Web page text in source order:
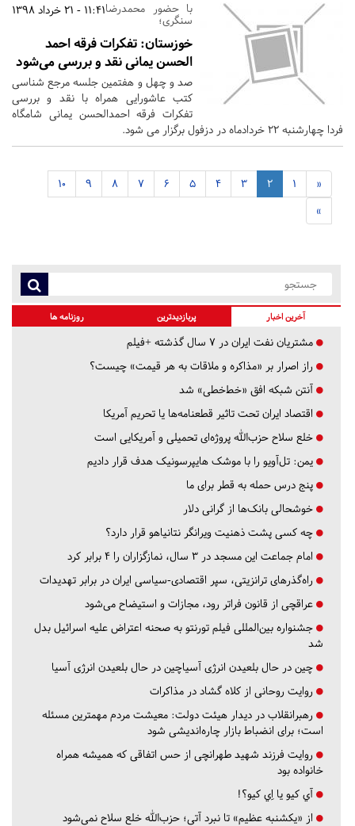
11:41 - 21 خرداد 1398با حضور محمدرضا
سنگری؛
خوزستان: تفکرات فرقه احمد
الحسن یمانی نقد و بررسی می‌شود
صد و چهل و هفتمین جلسه مرجع شناسی
کتب عاشورایی همراه با نقد و بررسی
تفکرات فرقه احمدالحسن یمانی شامگاه
فردا چهارشنبه 22 خردادماه در دزفول برگزار می شود.
«
1
2
3
4
5
6
7
8
9
10
»
آخرین اخبار پربازدیدترین روزنامه ها
مشتریان نفت ایران در ۷ سال گذشته +فیلم
راز اصرار بر «مذاکره و ملاقات به هر قیمت» چیست؟
آنتن شبکه افق «خط‌خطی» شد
اقتصاد ایران تحت تاثیر قطعنامه‌ها یا تحریم‌ آمریکا
خلع سلاح حزب‌الله پروژه‌ای تحمیلی و آمریکایی است
یمن: تل‌آویو را با موشک هایپرسونیک هدف قرار دادیم
پنج درس‌ حمله به قطر برای ما
خوشحالی بانک‌ها از گرانی دلار
چه کسی پشت ذهنیت ویرانگر نتانیاهو قرار دارد؟
امام جماعت این مسجد در ۳ سال، نمازگزاران را ۴ برابر کرد
راه‌گذرهای ترانزیتی، سپر اقتصادی-سیاسی ایران در برابر تهدیدات
عراقچی از قانون فراتر رود، مجازات و استیضاح می‌شود
جشنواره بین‌المللی فیلم تورنتو به صحنه اعتراض علیه اسرائیل بدل
شد
چین در حال بلعیدن انرژی آسیاچین در حال بلعیدن انرژی آسیا
روایت روحانی از کلاه گشاد در مذاکرات
رهبرانقلاب در دیدار هیئت دولت: معیشت مردم مهمترین مسئله
است؛ برای انضباط بازار چاره‌اندیشی شود
روایت فرزند شهید طهرانچی از حس اتفاقی که همیشه همراه
خانواده بود
آي كيو يا اِي كيو؟!
از «یکشنبه عظیم» تا نبرد آتی؛ حزب‌الله خلع سلاح نمی‌شود